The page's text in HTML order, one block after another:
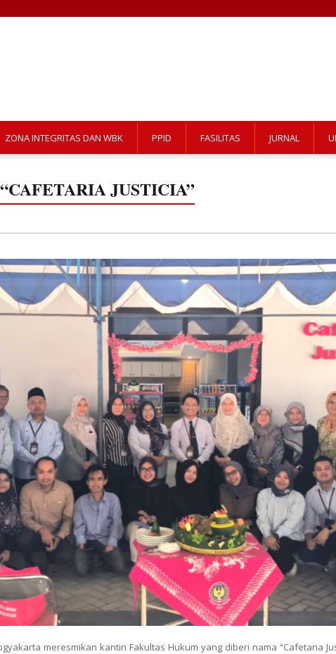
ZONA INTEGRITAS DAN WBK PPID FASILITAS JURNAL
JUSTICIA”
meresmikan kantin Fakultas Hukum yang diberi nama “Cafetaria